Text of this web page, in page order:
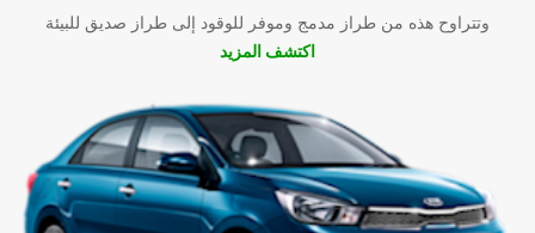
وتتراوح هذه من طراز مدمج وموفر للوقود إلى طراز صديق للبيئة
اكتشف المزيد